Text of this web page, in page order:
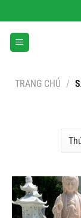
qua
nội
dung
TRANG CHỦ /